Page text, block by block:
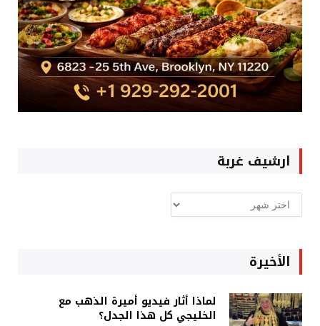
ارشيف غربة
ارشيف
غربة
الأخيرة
لماذا أثار فيديو أميرة الذهب مع
الخليجي كل هذا الجدل؟